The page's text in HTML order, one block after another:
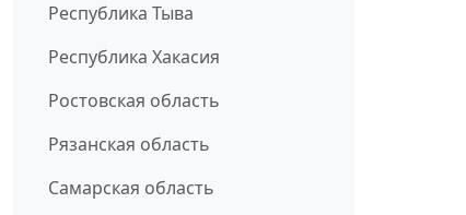
Республика Тыва
Республика Хакасия
Ростовская область
Рязанская область
Самарская область